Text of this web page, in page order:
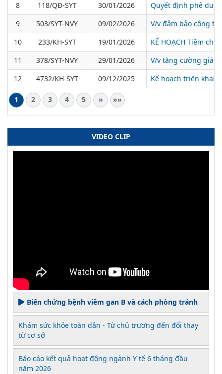
8 118/QĐ-SYT 30/01/2026
Quyết định phê
9
503/SYT-NVY 09/02/2026
V/v đảm bảo công
10
233/KH-SYT 19/01/2026
KẾ HOẠCH Tiêm
11
378/SYT-NVY 29/01/2026
V/v tăng cường
12
4732/KH-SYT 09/12/2025 Kế hoạch triển khai
1 2 3 4 5 » »»
VIDEO CLIP
Biến chứng bệnh viêm gan B và cách phòng tránh
Khám sức khỏe toàn dân - Từ chủ trương đến đổi thay
từ cơ sở
Báo cáo kết quả hoạt động ngành Y tế 6 tháng đầu
năm 2026